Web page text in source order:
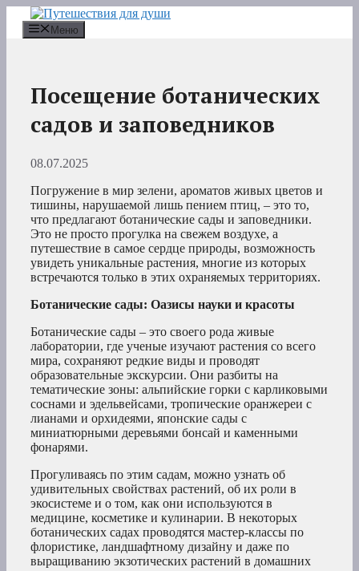
Перейти
содержимому
Меню
Посещение ботанических
садов и заповедников
08.07.2025
Погружение в мир зелени, ароматов живых цветов и
тишины, нарушаемой лишь пением птиц, – это то,
что предлагают ботанические сады и заповедники.
Это не просто прогулка на свежем воздухе, а
путешествие в самое сердце природы, возможность
увидеть уникальные растения, многие из которых
встречаются только в этих охраняемых территориях.
Ботанические сады: Оазисы науки и красоты
Ботанические сады – это своего рода живые
лаборатории, где ученые изучают растения со всего
мира, сохраняют редкие виды и проводят
образовательные экскурсии. Они разбиты на
тематические зоны: альпийские горки с карликовыми
соснами и эдельвейсами, тропические оранжереи с
лианами и орхидеями, японские сады с
миниатюрными деревьями бонсай и каменными
фонарями.
Прогуливаясь по этим садам, можно узнать об
удивительных свойствах растений, об их роли в
экосистеме и о том, как они используются в
медицине, косметике и кулинарии. В некоторых
ботанических садах проводятся мастер-классы по
флористике, ландшафтному дизайну и даже по
выращиванию экзотических растений в домашних